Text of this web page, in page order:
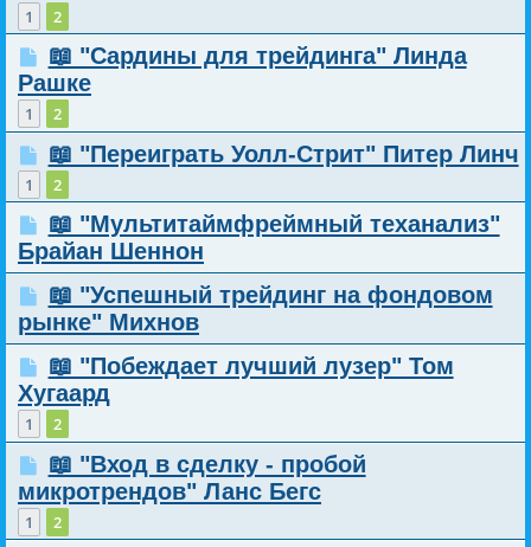
1 2
📖 "Сардины для трейдинга" Линда
Рашке
1 2
📖 "Переиграть Уолл-Стрит" Питер Линч
1 2
📖 "Мультитаймфреймный теханализ"
Брайан Шеннон
📖 "Успешный трейдинг на фондовом
рынке" Михнов
📖 "Побеждает лучший лузер" Том
Хугаард
1 2
📖 "Вход в сделку - пробой
микротрендов" Ланс Бегс
1 2